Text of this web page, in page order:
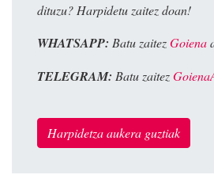
dituzu? Harpidetu zaitez doan!
WHATSAPP: Batu zaitezGoiena
TELEGRAM: Batu zaitez
Harpidetza aukera guztiak